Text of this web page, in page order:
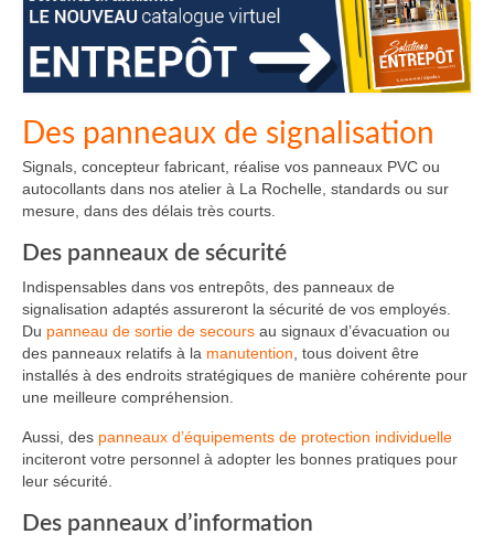
Des panneaux de signalisation
Signals, concepteur fabricant, réalise vos panneaux PVC ou
autocollants dans nos atelier à La Rochelle, standards ou sur
mesure, dans des délais très courts.
Des panneaux de sécurité
Indispensables dans vos entrepôts, des panneaux de
signalisation adaptés assureront la sécurité de vos employés.
Du panneau de sortie de secours au signaux d’évacuation ou
des panneaux relatifs à la manutention , tous doivent être
installés à des endroits stratégiques de manière cohérente pour
une meilleure compréhension.
Aussi, des panneaux d’équipements de protection individuelle
inciteront votre personnel à adopter les bonnes pratiques pour
leur sécurité.
Des panneaux d’information